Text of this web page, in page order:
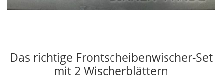
Das richtige Frontscheibenwischer-Set
mit 2 Wischerblättern